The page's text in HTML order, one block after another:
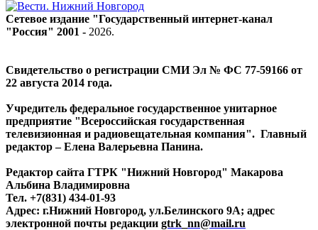
Сетевое издание "Государственный интернет-канал
"Россия" 2001 - 2026.
Свидетельство о регистрации СМИ Эл № ФС 77-59166 от
22 августа 2014 года.
Учредитель федеральное государственное унитарное
предприятие "Всероссийская государственная
телевизионная и радиовещательная компания". Главный
редактор – Елена Валерьевна Панина.
Редактор сайта ГТРК "Нижний Новгород" Макарова
Альбина Владимировна
Тел. +7(831) 434-01-93
Адрес: г.Нижний Новгород, ул.Белинского 9А; адрес
электронной почты редакции gtrk_nn@mail.ru